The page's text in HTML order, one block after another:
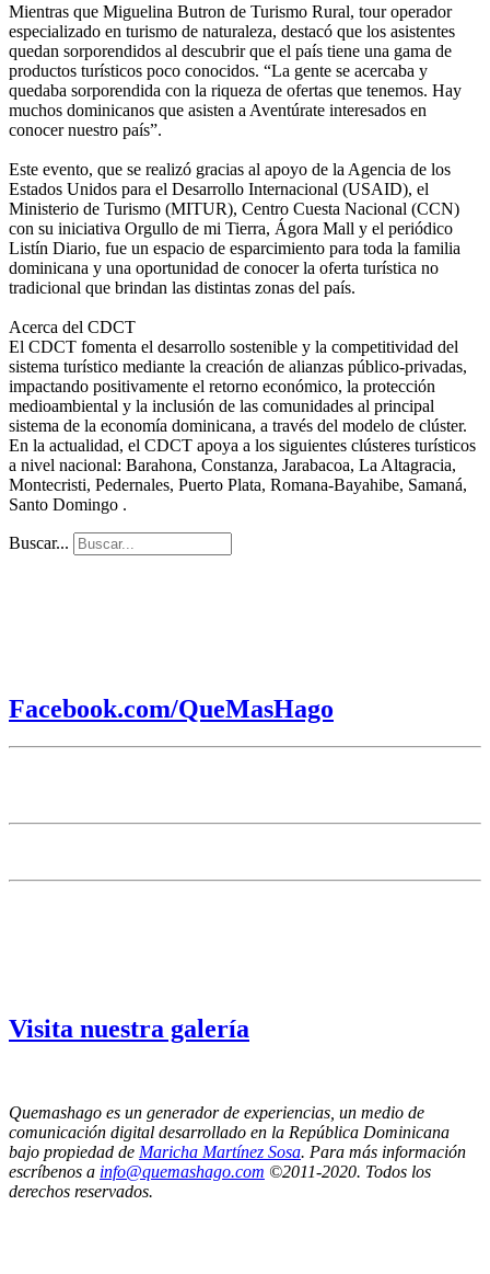
Mientras que Miguelina Butron de Turismo Rural, tour operador
especializado en turismo de naturaleza, destacó que los asistentes
quedan sorporendidos al descubrir que el país tiene una gama de
productos turísticos poco conocidos. “La gente se acercaba y
quedaba sorporendida con la riqueza de ofertas que tenemos. Hay
muchos dominicanos que asisten a Aventúrate interesados en
conocer nuestro país”.
Este evento, que se realizó gracias al apoyo de la Agencia de los
Estados Unidos para el Desarrollo Internacional (USAID), el
Ministerio de Turismo (MITUR), Centro Cuesta Nacional (CCN)
con su iniciativa Orgullo de mi Tierra, Ágora Mall y el periódico
Listín Diario, fue un espacio de esparcimiento para toda la familia
dominicana y una oportunidad de conocer la oferta turística no
tradicional que brindan las distintas zonas del país.
Acerca del CDCT
El CDCT fomenta el desarrollo sostenible y la competitividad del
sistema turístico mediante la creación de alianzas público-privadas,
impactando positivamente el retorno económico, la protección
medioambiental y la inclusión de las comunidades al principal
sistema de la economía dominicana, a través del modelo de clúster.
En la actualidad, el CDCT apoya a los siguientes clústeres turísticos
a nivel nacional: Barahona, Constanza, Jarabacoa, La Altagracia,
Montecristi, Pedernales, Puerto Plata, Romana-Bayahibe, Samaná,
Santo Domingo .
Buscar...
Facebook.com/QueMasHago
Visita nuestra galería
Quemashago es un generador de experiencias, un medio de
comunicación digital desarrollado en la República Dominicana
bajo propiedad de Maricha Martínez Sosa. Para más información
escríbenos a info@quemashago.com ©2011-2020. Todos los
derechos reservados.